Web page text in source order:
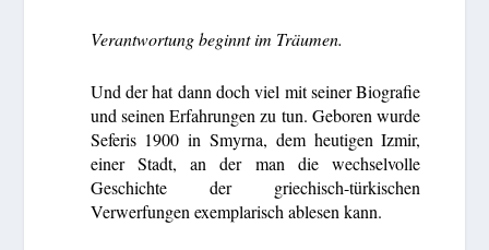
Verantwortung beginnt im Träumen.
Und der hat dann doch viel mit seiner Biografie
und seinen Erfahrungen zu tun. Geboren wurde
Seferis 1900 in Smyrna, dem heutigen Izmir,
einer Stadt, an der man die wechselvolle
Geschichte der griechisch-türkischen
Verwerfungen exemplarisch ablesen kann.